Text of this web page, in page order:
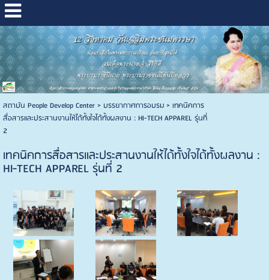
สถาบัน People Develop Center> บรรยากาศการอบรม> เทคนิคการ
สื่อสารและประสานงานให้ได้ทั้งใจได้ทั้งผลงาน : HI-TECH APPAREL รุ่นที่
2
เทคนิคการสื่อสารและประสานงานให้ได้ทั้งใจได้ทั้งผลงาน :
HI-TECH APPAREL รุ่นที่ 2